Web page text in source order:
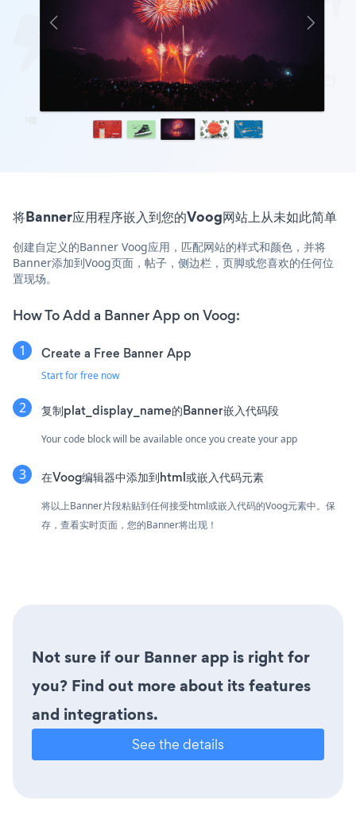
将Banner应用程序嵌入到您的Voog网站上从未如此简单
创建自定义的Banner Voog应用，匹配网站的样式和颜色，并将
Banner添加到Voog页面，帖子，侧边栏，页脚或您喜欢的任何位
置现场。
How To Add a Banner App on Voog:
Create a Free Banner App
Start for free now
复制plat_display_name的Banner嵌入代码段
Your code block will be available once you create your app
在Voog编辑器中添加到html或嵌入代码元素
将以上Banner片段粘贴到任何接受html或嵌入代码的Voog元素中。保
存，查看实时页面，您的Banner将出现！
Not sure if our Banner app is right for
you? Find out more about its features
and integrations.
See the details